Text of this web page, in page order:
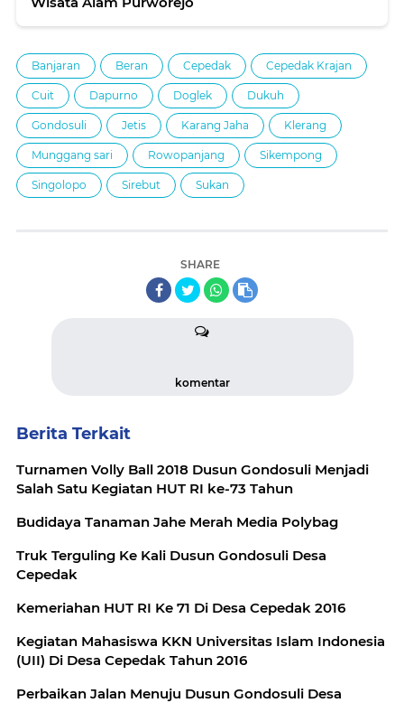
Banjaran Beran Cepedak Cepedak Krajan
Cuit Dapurno Doglek Dukuh
Gondosuli Jetis Karang Jaha Klerang
Munggang sari Rowopanjang Sikempong
Singolopo Sirebut Sukan
SHARE
komentar
Berita Terkait
Turnamen Volly Ball 2018 Dusun Gondosuli Menjadi
Salah Satu Kegiatan HUT RI ke-73 Tahun
Budidaya Tanaman Jahe Merah Media Polybag
Truk Terguling Ke Kali Dusun Gondosuli Desa
Cepedak
Kemeriahan HUT RI Ke 71 Di Desa Cepedak 2016
Kegiatan Mahasiswa KKN Universitas Islam Indonesia
(UII) Di Desa Cepedak Tahun 2016
Perbaikan Jalan Menuju Dusun Gondosuli Desa